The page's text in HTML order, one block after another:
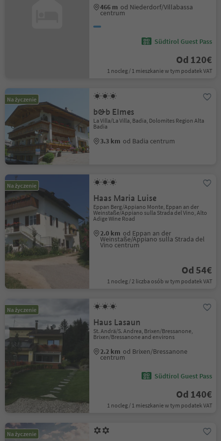
466 m od Niederdorf/Villabassa
centrum
Südtirol Guest Pass
Od 120€
1 nocleg / 1 mieszkanie w tym podatek VAT
Na życzenie
b&b Elmes
La Villa/La Villa, Badia, Dolomites Region Alta
Badia
3.3 km od Badia centrum
Na życzenie
Haas Maria Luise
Eppan Berg/Appiano Monte, Eppan an der
Weinstaße/Appiano sulla Strada del Vino, Alto
Adige Wine Road
2.0 km od Eppan an der
Weinstaße/Appiano sulla Strada del
Vino centrum
Od 54€
1 nocleg / 2 liczba osób w tym podatek VAT
Na życzenie
Haus Lasaun
St. Andrä/S. Andrea, Brixen/Bressanone,
Brixen/Bressanone and environs
2.2 km od Brixen/Bressanone
centrum
Südtirol Guest Pass
Od 140€
1 nocleg / 1 mieszkanie w tym podatek VAT
Na życzenie